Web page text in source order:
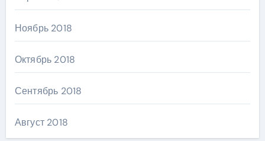
Ноябрь 2018
Октябрь 2018
Сентябрь 2018
Август 2018